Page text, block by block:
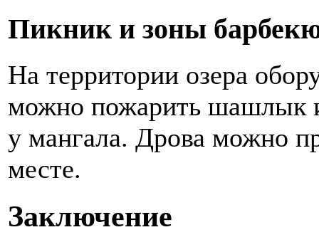
Пикник и зоны
На территории озера
можно пожарить шашлык
у мангала. Дрова можно
месте.
Заключение